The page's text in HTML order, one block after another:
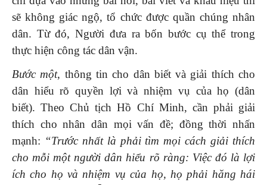
sẽ không giác ngộ, tổ chức được quần chúng nhân
dân. Từ đó, Người đưa ra bốn bước cụ thể trong
thực hiện công tác dân vận.
Bước một, thông tin cho dân biết và giải thích cho
dân hiểu rõ quyền lợi và nhiệm vụ của họ (dân
biết). Theo Chủ tịch Hồ Chí Minh, cần phải giải
thích cho nhân dân mọi vấn đề; đồng thời nhấn
mạnh: “Trước nhất là phải tìm mọi cách giải thích
cho mỗi một người dân hiểu rõ ràng: Việc đó là lợi
ích cho họ và nhiệm vụ của họ, họ phải hăng hái